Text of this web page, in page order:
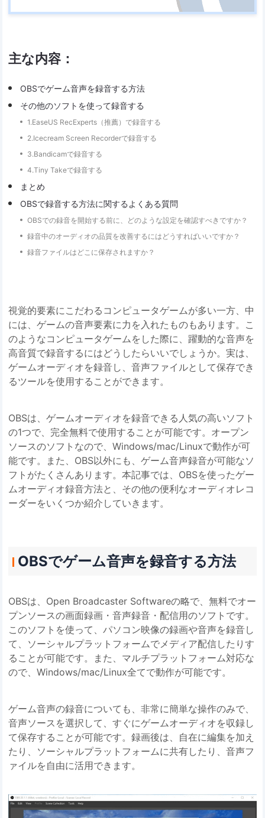
主な内容：
OBSでゲーム音声を録音する方法
その他のソフトを使って録音する
1.EaseUS RecExperts（推薦）で録音する
2.Icecream Screen Recorderで録音する
3.Bandicamで録音する
4.Tiny Takeで録音する
まとめ
OBSで録音する方法に関するよくある質問
OBSでの録音を開始する前に、どのような設定を確認すべきですか？
録音中のオーディオの品質を改善するにはどうすればいいですか？
録音ファイルはどこに保存されますか？
視覚的要素にこだわるコンピュータゲームが多い一方、中
には、ゲームの音声要素に力を入れたものもあります。こ
のようなコンピュータゲームをした際に、躍動的な音声を
高音質で録音するにはどうしたらいいでしょうか。実は、
ゲームオーディオを録音し、音声ファイルとして保存でき
るツールを使用することができます。
OBSは、ゲームオーディオを録音できる人気の高いソフト
の1つで、完全無料で使用することが可能です。オープン
ソースのソフトなので、Windows/mac/Linuxで動作が可
能です。また、OBS以外にも、ゲーム音声録音が可能なソ
フトがたくさんあります。本記事では、OBSを使ったゲー
ムオーディオ録音方法と、その他の便利なオーディオレコ
ーダーをいくつか紹介していきます。
OBSでゲーム音声を録音する方法
OBSは、Open Broadcaster Softwareの略で、無料でオー
プンソースの画面録画・音声録音・配信用のソフトです。
このソフトを使って、パソコン映像の録画や音声を録音し
て、ソーシャルプラットフォームでメディア配信したりす
ることが可能です。また、マルチプラットフォーム対応な
ので、Windows/mac/Linux全てで動作が可能です。
ゲーム音声の録音についても、非常に簡単な操作のみで、
音声ソースを選択して、すぐにゲームオーディオを収録し
て保存することが可能です。録画後は、自在に編集を加え
たり、ソーシャルプラットフォームに共有したり、音声フ
ァイルを自由に活用できます。